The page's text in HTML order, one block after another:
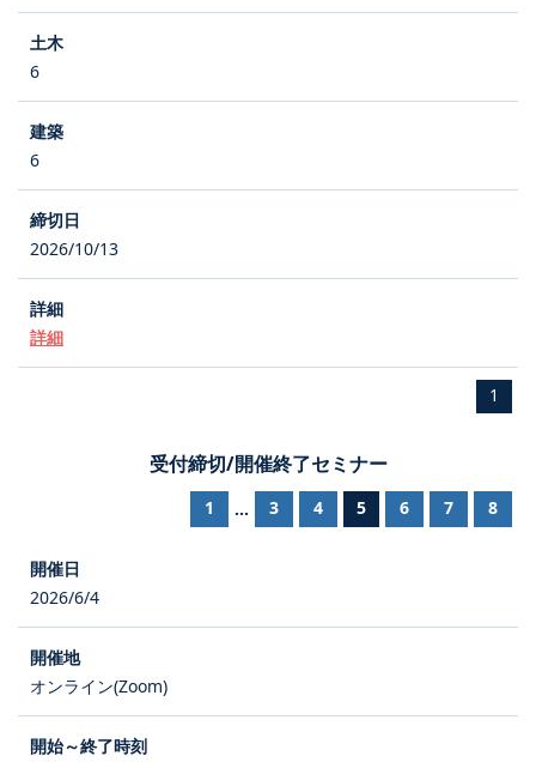
6
6
2026/10/13
詳細
1
受付締切/開催終了セミナー
1 ... 3 4 5 6 7 8
2026/6/4
オンライン(Zoom)